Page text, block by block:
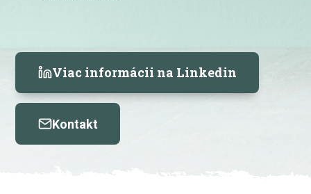
Viac informácii na Linkedin
Kontakt